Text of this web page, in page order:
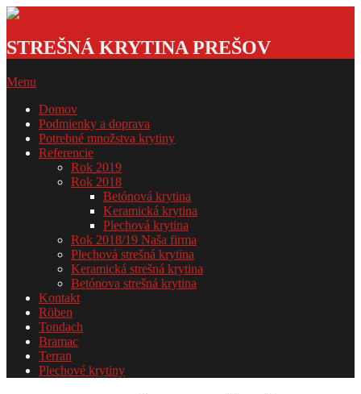
Skip
content
krytina
GSDOM
STREŠNÁ KRYTINA PREŠOV
Primary
Menu
Menu
Domov
Podmienky a doprava
Potrebné množstva krytiny
Referencie
Rok 2019
Rok 2018
Betónová krytina
Keramická krytina
Plechová krytina
Rok 2018/19 Naša firma
Plechová strešná krytina
Keramická strešná krytina
Betónova strešná krytina
Kontakt
Röben
Tondach
Bramac
Terran
Plechové krytiny